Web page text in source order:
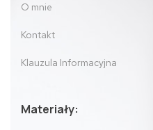
O mnie
Kontakt
Klauzula Informacyjna
Materiały: